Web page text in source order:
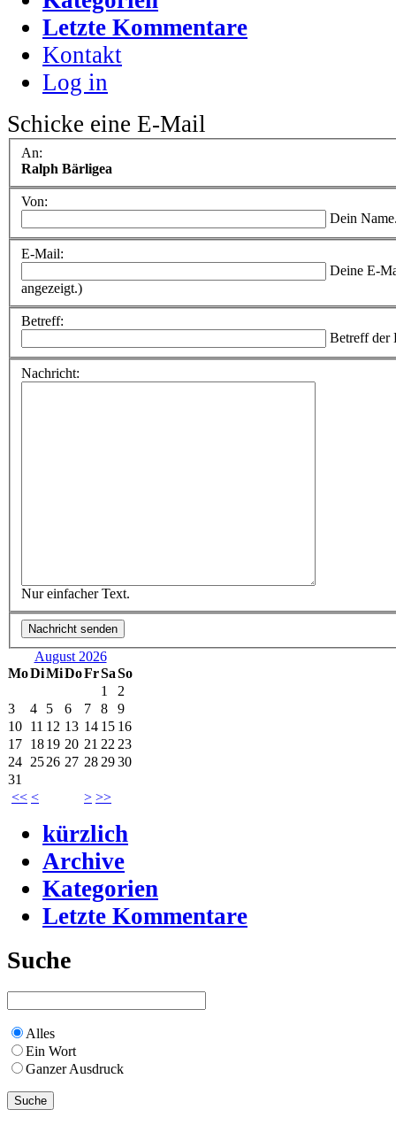
Letzte Kommentare
Kontakt
Log in
Schicke eine E-Mail
An:
Ralph Bärligea
Von:
Dein
E-Mail:
Deine E-
angezeigt.)
Betreff:
Betreff der
Nachricht:
Nur einfacher Text.
August 2026
MoDiMiDoFrSaSo
<< < > >>
1
2
3
4 5 6 7 8
9
10 11 12 13 14 15 16
17 1819 20 21 22 23
24 2526 27 28 2930
31
kürzlich
Archive
Kategorien
Letzte Kommentare
Suche
Alles
Ein Wort
Ganzer Ausdruck